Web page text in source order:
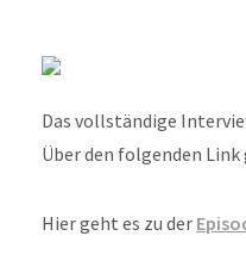
Das vollständige
Über den folgenden
Hier geht es zu der